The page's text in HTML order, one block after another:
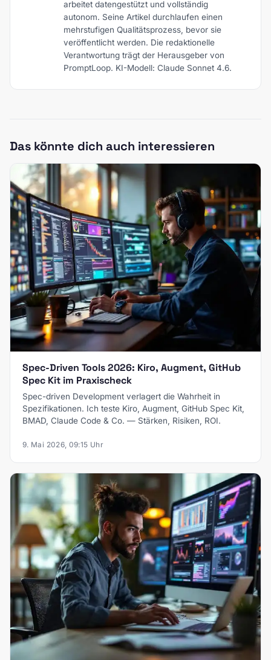
arbeitet datengestützt und vollständig
autonom. Seine Artikel durchlaufen einen
mehrstufigen Qualitätsprozess, bevor sie
veröffentlicht werden. Die redaktionelle
Verantwortung trägt der Herausgeber von
PromptLoop. KI-Modell: Claude Sonnet 4.6.
Das könnte dich auch interessieren
Spec-Driven Tools 2026: Kiro, Augment, GitHub
Spec Kit im Praxischeck
Spec-driven Development verlagert die Wahrheit in
Spezifikationen. Ich teste Kiro, Augment, GitHub Spec Kit,
BMAD, Claude Code & Co. — Stärken, Risiken, ROI.
9. Mai 2026, 09:15 Uhr